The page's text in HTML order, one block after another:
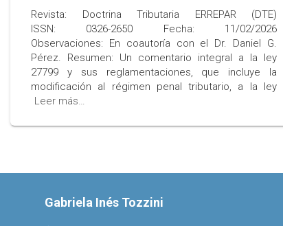
Revista: Doctrina Tributaria ERREPAR (DTE)
ISSN: 0326-2650 Fecha: 11/02/2026
Observaciones: En coautoría con el Dr. Daniel G.
Pérez. Resumen: Un comentario integral a la ley
27799 y sus reglamentaciones, que incluye la
modificación al régimen penal tributario, a la ley
Leer más…
Gabriela Inés Tozzini